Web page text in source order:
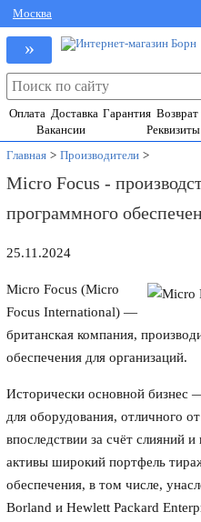
Москва
»
Оплата Доставка Гарантия Возврат
Вакансии
Реквизиты
Главная > Производители >
Micro Focus -
программного
25.11.2024
Micro Focus (Micro
Focus International) —
британская компания,
обеспечения для организаций.
Исторически основной бизнес
для оборудования, отличного
впоследствии за счёт слияний
активы широкий портфель
обеспечения, в том числе,
Borland и Hewlett Packard